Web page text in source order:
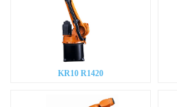
KR10 R1420